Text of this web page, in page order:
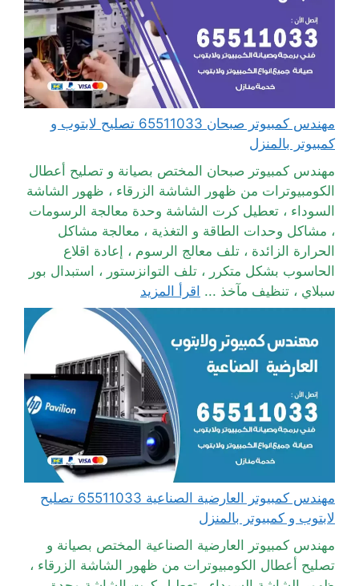
مهندس كمبيوتر صبحان 65511033 تصليح لابتوب و
كمبيوتر بالمنزل
مهندس كمبيوتر صبحان المختص بصيانة و تصليح أعطال
الكومبيوترات من ظهور الشاشة الزرقاء ، ظهور الشاشة
السوداء ، تعطيل كرت الشاشة وحدة معالجة الرسومات
، مشاكل وحدات الطاقة و التغذية ، معالجة مشاكل
الحرارة الزائدة ، تلف معالج الرسوم ، إعادة اقلاع
الحاسوب بشكل متكرر ، تلف التوانزستور ، استبدال بور
سبلاي ، تنظيف مآخذ ... اقرأ المزيد
مهندس كمبيوتر العارضية الصناعية 65511033 تصليح
لابتوب و كمبيوتر بالمنزل
مهندس كمبيوتر العارضية الصناعية المختص بصيانة و
تصليح أعطال الكومبيوترات من ظهور الشاشة الزرقاء ،